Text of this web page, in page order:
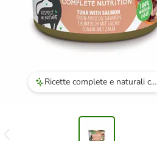
Ricette complete e naturali che offrono proteine animali senza derivati.